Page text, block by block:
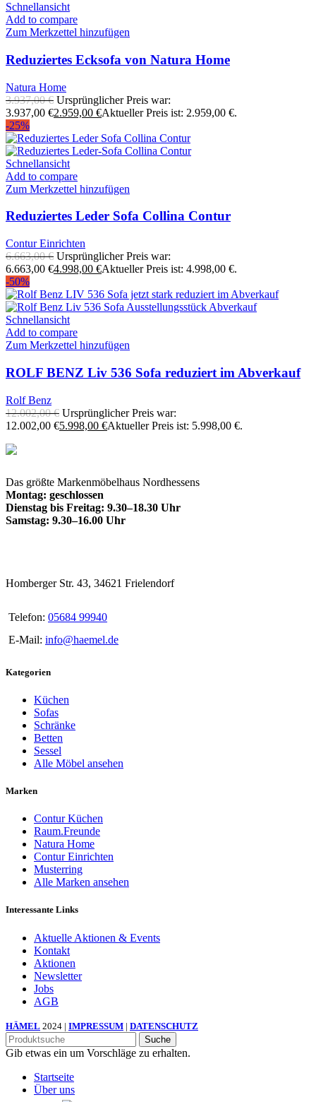
Schnellansicht
Add to compare
Zum Merkzettel hinzufügen
Reduziertes Ecksofa von Natura Home
Natura Home
3.937,00€ Ursprünglicher Preis war:
3.937,00 €2.959,00 €Aktueller Preis ist: 2.959,00 €.
-25%
Schnellansicht
Add to compare
Zum Merkzettel hinzufügen
Reduziertes Leder Sofa Collina Contur
Contur Einrichten
6.663,00€ Ursprünglicher Preis war:
6.663,00 €4.998,00 €Aktueller Preis ist: 4.998,00 €.
-50%
Schnellansicht
Add to compare
Zum Merkzettel hinzufügen
ROLF BENZ Liv 536 Sofa reduziert im Abverkauf
Rolf Benz
12.002,00€ Ursprünglicher Preis war:
12.002,00 €5.998,00 €Aktueller Preis ist: 5.998,00 €.
Das größte Markenmöbelhaus Nordhessens
Montag: geschlossen
Dienstag bis Freitag: 9.30–18.30 Uhr
Samstag: 9.30–16.00 Uhr
Homberger Str. 43, 34621 Frielendorf
Telefon: 05684 99940
E-Mail: info@haemel.de
Kategorien
Küchen
Sofas
Schränke
Betten
Sessel
Alle Möbel ansehen
Marken
Contur Küchen
Raum.Freunde
Natura Home
Contur Einrichten
Musterring
Alle Marken ansehen
Interessante Links
Aktuelle Aktionen & Events
Kontakt
Aktionen
Newsletter
Jobs
AGB
HÄMEL 2024 | IMPRESSUM | DATENSCHUTZ
Suche
Gib etwas ein um Vorschläge zu erhalten.
Startseite
Über uns